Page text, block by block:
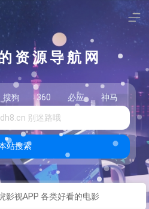
资源导航网
搜狗 360 必应 神马 头
站搜索
影视APP 各类好看的电影